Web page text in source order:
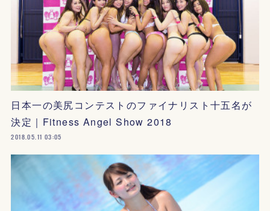
日本一の美尻コンテストのファイナリスト十五名が
決定｜Fitness Angel Show 2018
2018.05.11 03:05